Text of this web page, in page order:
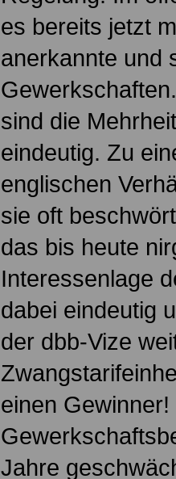
es bereits jetzt
anerkannte und
sind die
eindeutig. Zu
englischen
sie oft
das bis heute
Interessenlage
dabei eindeutig
der dbb-Vize
einen
Jahre